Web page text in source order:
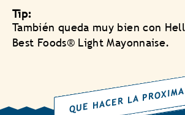
Tip:
También queda muy bien con
Best Foods® Light Mayonnaise.
QUE HACER LA